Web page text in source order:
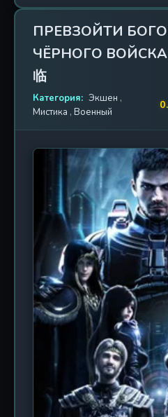
мутантов. Главные
волну вторжения,
новым жестоким
каждый день может
сочетает элементы меха
роботы), военной драмы и
триллера, подчеркивая
цивилизации перед лицом
втором сезоне
на масштабные сражения
противостояние: люди
оборонительные базы,
искать союзников среди
Анимация выполнена
Color в стиле, близком к
дунхуа, с динамичными
детализированными
цветовой палитрой.
предысторию вторжения
происхождения врагов.
длительностью около 19
зрителя в атмосферу
моральные дилеммы и
обыденностью. Фанаты
оценят проработанную
напряжения между
повороты. «Пробуждение
ПРЕВЗОЙТИ
ЧЁРНОГО ВОЙСКА /
临
Категория: Экшен ,
Мистика , Военный